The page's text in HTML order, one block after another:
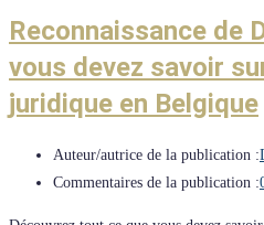
Reconnaissance de
vous devez savoir
juridique en Belgique
Auteur/autrice de la publication :
Commentaires de la publication :